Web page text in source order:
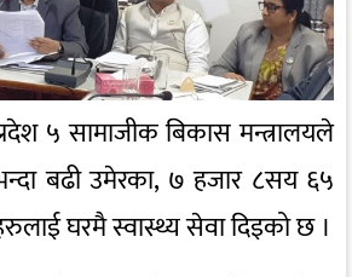
५ सामाजीक बिकास मन्त्रालयले
बढी उमेरका, ७ हजार ८सय ६५
घरमै स्वास्थ्य सेवा दिइको छ ।